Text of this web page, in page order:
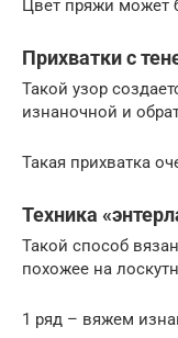
Цвет пряжи может
Прихватки с
Такой узор
изнаночной и
Такая прихватка
Техника
Такой способ
похожее на
1 ряд – вяжем